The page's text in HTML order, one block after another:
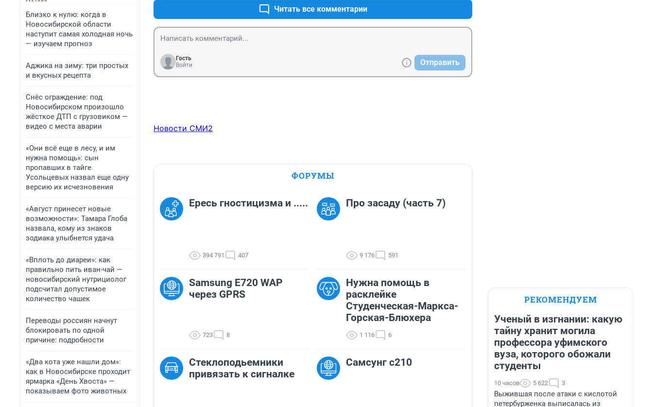
Близко к нулю: когда в
Новосибирской области
наступит самая холодная ночь
— изучаем прогноз
Аджика на зиму: три простых
и вкусных рецепта
Снёс ограждение: под
Новосибирском произошло
жёсткое ДТП с грузовиком —
видео с места аварии
«Они всё еще в лесу, и им
нужна помощь»: сын
пропавших в тайге
Усольцевых назвал еще одну
версию их исчезновения
«Август принесет новые
возможности»: Тамара Глоба
назвала, кому из знаков
зодиака улыбнется удача
«Вплоть до диареи»: как
правильно пить иван-чай —
новосибирский нутрициолог
подсчитал допустимое
количество чашек
Переводы россиян начнут
блокировать по одной
причине: подробности
«Два кота уже нашли дом»:
как в Новосибирске проходит
ярмарка «День Хвоста» —
показываем фото животных
Читать все комментарии
Гость
Войти
Отправить
Новости СМИ2
ФОРУМЫ
Ересь гностицизма и .....
394 791 407
Про засаду (часть 7)
9 176 591
Samsung E720 WAP
через GPRS
723 8
Нужна помощь в
расклейке
Студенческая-Маркса-
Горская-Блюхера
1 116 6
Стеклоподьемники
привязать к сигналке
Самсунг с210
РЕКОМЕНДУЕМ
Ученый в изгнании: какую
тайну хранит могила
профессора уфимского
вуза, которого обожали
студенты
10 часов 5 622 3
Выжившая после атаки с кислотой
петербурженка выписалась из